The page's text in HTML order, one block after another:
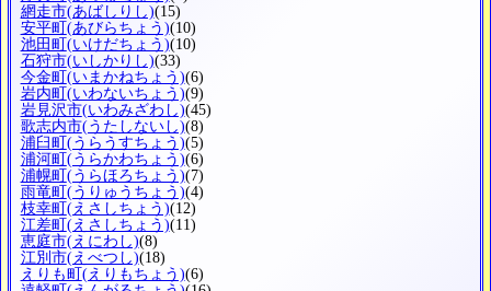
網走市(あばしりし)(15)
安平町 (あびらちょう)(10)
池田町 (いけだちょう)(10)
石狩市(いしかりし)(33)
今金町 (いまかねちょう)(6)
岩内町 (いわないちょう)(9)
岩見沢市(いわみざわし)(45)
歌志内市(うたしないし)(8)
浦臼町 (うらうすちょう)(5)
浦河町 (うらかわちょう)(6)
浦幌町 (うらほろちょう)(7)
雨竜町 (うりゅうちょう)(4)
枝幸町 (えさしちょう)(12)
江差町 (えさしちょう)(11)
恵庭市(えにわし)(8)
江別市(えべつし)(18)
えりも町 (えりもちょう)(6)